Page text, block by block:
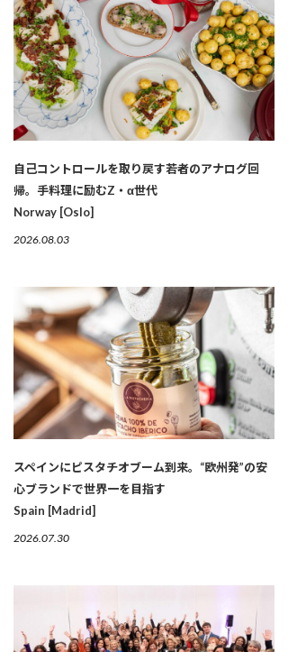
自己コントロールを取り戻す若者のアナログ回
帰。手料理に励むZ・α世代
Norway [Oslo]
2026.08.03
スペインにピスタチオブーム到来。“欧州発”の安
心ブランドで世界一を目指す
Spain [Madrid]
2026.07.30